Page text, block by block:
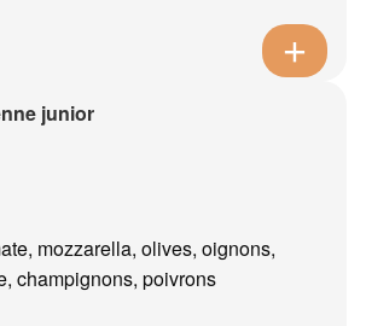
junior
mozzarella, olives, oignons,
champignons, poivrons